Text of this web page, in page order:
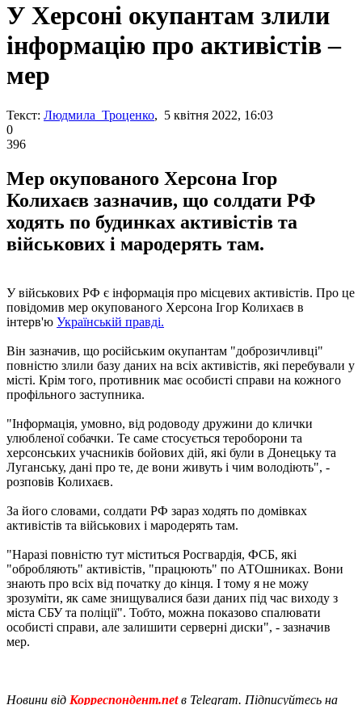
У Херсоні окупантам злили
інформацію про активістів –
мер
Текст: Людмила Троценко, 5 квітня 2022, 16:03
0
396
Мер окупованого Херсона Ігор
Колихаєв зазначив, що солдати РФ
ходять по будинках активістів та
військових і мародерять там.
У військових РФ є інформація про місцевих активістів. Про це
повідомив мер окупованого Херсона Ігор Колихаєв в
інтерв'ю Українській правді.
Він зазначив, що російським окупантам "доброзичливці"
повністю злили базу даних на всіх активістів, які перебували у
місті. Крім того, противник має особисті справи на кожного
профільного заступника.
"Інформація, умовно, від родоводу дружини до клички
улюбленої собачки. Те саме стосується тероборони та
херсонських учасників бойових дій, які були в Донецьку та
Луганську, дані про те, де вони живуть і чим володіють", -
розповів Колихаєв.
За його словами, солдати РФ зараз ходять по домівках
активістів та військових і мародерять там.
"Наразі повністю тут міститься Росгвардія, ФСБ, які
"обробляють" активістів, "працюють" по АТОшниках. Вони
знають про всіх від початку до кінця. І тому я не можу
зрозуміти, як саме знищувалися бази даних під час виходу з
міста СБУ та поліції". Тобто, можна показово спалювати
особисті справи, але залишити серверні диски", - зазначив
мер.
Новини від Корреспондент.netв Telegram. Підписуйтесь на